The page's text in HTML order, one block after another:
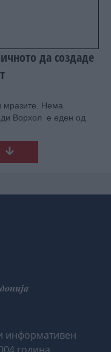
да создаде
мразите. Нема
Ворхол е еден од
информативен
година.